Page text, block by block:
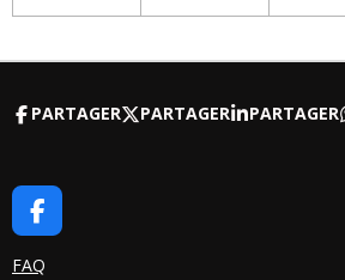
PARTAGER PARTAGER PARTAGER
F
A
C
FAQ